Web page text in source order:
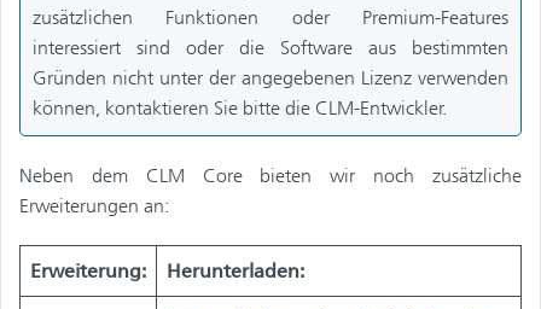
zusätzlichen Funktionen oder Premium-Features
interessiert sind oder die Software aus bestimmten
Gründen nicht unter der angegebenen Lizenz verwenden
können, kontaktieren Sie bitte die CLM-Entwickler.
Neben dem CLM Core bieten wir noch zusätzliche
Erweiterungen an:
Erweiterung: Herunterladen: